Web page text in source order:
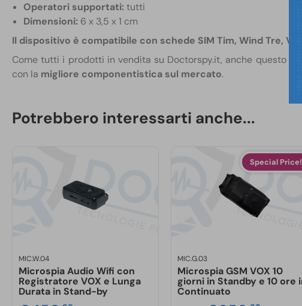
Operatori supportati: tutti
Dimensioni: 6 x 3,5 x 1 cm
Il dispositivo è compatibile con schede SIM Tim, Wind Tre,
Come tutti i prodotti in vendita su Doctorspy.it, anche questo
con la migliore componentistica sul mercato.
. Saremo lieti di guidarti nella
adatto alle tue esigenze o, dopo l’acquisto, aiutarti con la
Potrebbero interessarti anche...
MIC.W.04
Microspia Audio Wifi con
Registratore VOX e Lunga
Durata in Stand-by
Special Price!
MIC.G.03
Microspia GSM VOX 10
giorni in Standby e 10 ore
Continuato